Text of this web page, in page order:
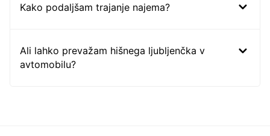
Kako podaljšam trajanje najema?
Ali lahko prevažam hišnega ljubljenčka v
avtomobilu?